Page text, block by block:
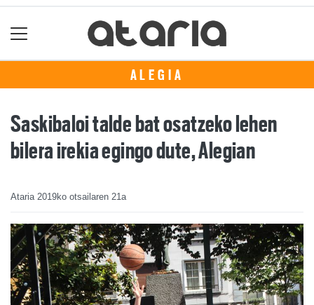
ALEGIA
Saskibaloi talde bat osatzeko lehen
bilera irekia egingo dute, Alegian
Ataria 2019ko otsailaren 21a